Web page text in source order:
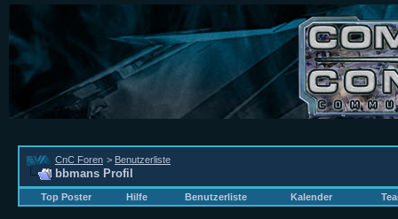
CnC Foren > Benutzerliste
bbmans Profil
Top Poster Hilfe Benutzerliste Kalender